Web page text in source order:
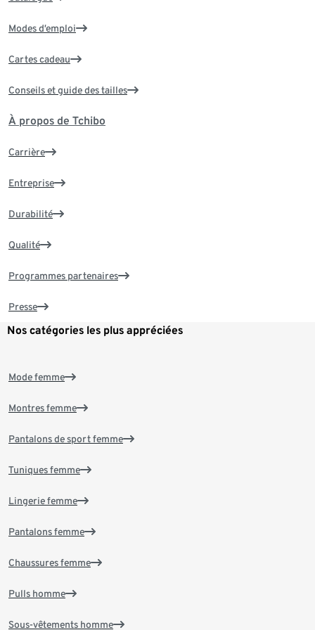
Modes d’emploi
Cartes cadeau
Conseils et guide des tailles
À propos de Tchibo
Carrière
Entreprise
Durabilité
Qualité
Programmes partenaires
Presse
Nos catégories les plus appréciées
Mode femme
Montres femme
Pantalons de sport femme
Tuniques femme
Lingerie femme
Pantalons femme
Chaussures femme
Pulls homme
Sous-vêtements homme